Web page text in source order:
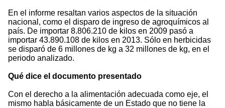
En el informe resaltan varios aspectos de la situación
nacional, como el disparo de ingreso de agroquímicos al
país. De importar 8.806.210 de kilos en 2009 pasó a
importar 43.890.108 de kilos en 2013. Sólo en herbicidas
se disparó de 6 millones de kg a 32 millones de kg, en el
periodo analizado.
Qué dice el documento presentado
Con el derecho a la alimentación adecuada como eje, el
mismo habla básicamente de un Estado que no tiene la